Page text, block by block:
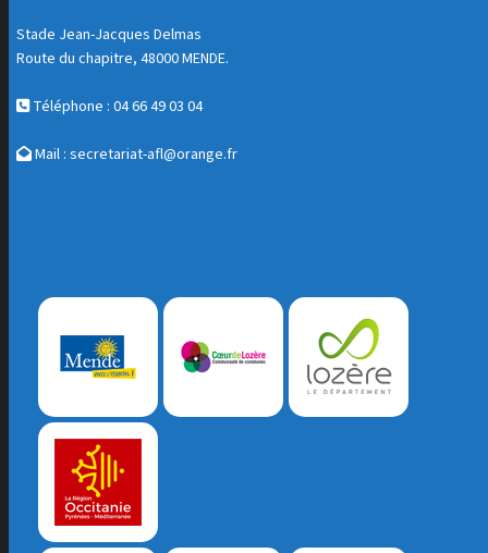
Stade Jean-Jacques Delmas
Route du chapitre, 48000 MENDE.
Téléphone : 04 66 49 03 04
Mail : secretariat-afl@orange.fr